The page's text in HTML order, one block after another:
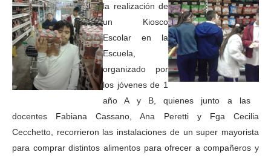
la realización de
un Kiosco
Escolar en la
Escuela,
organizado por
los jóvenes de 1
año A y B, quienes junto a las
docentes Fabiana Cassano, Ana Peretti y Fga Cecilia
Cecchetto, recorrieron las instalaciones de un super mayorista
para comprar distintos alimentos para ofrecer a compañeros y